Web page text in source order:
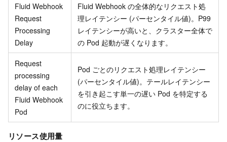
Fluid Webhook
Request
Processing
Delay
Fluid Webhook の全体的なリクエスト処
理レイテンシー (パーセンタイル値)。P99
レイテンシーが高いと、クラスター全体で
の Pod 起動が遅くなります。
Request
processing
delay of each
Fluid Webhook
Pod
Pod ごとのリクエスト処理レイテンシー
(パーセンタイル値)。テールレイテンシー
を引き起こす単一の遅い Pod を特定する
のに役立ちます。
リソース使用量